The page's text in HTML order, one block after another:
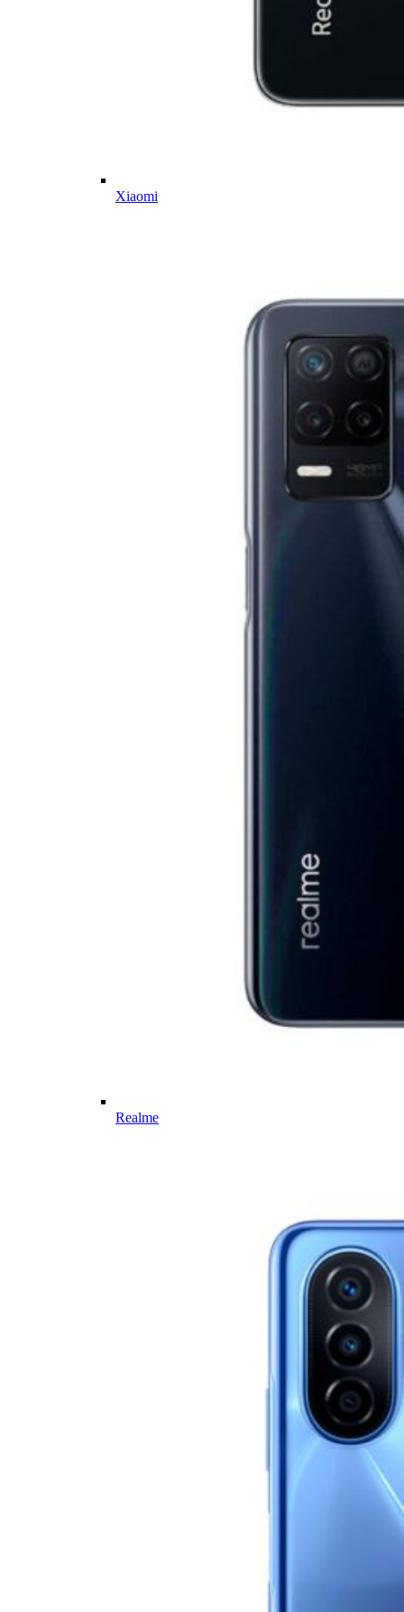
Xiaomi
Realme